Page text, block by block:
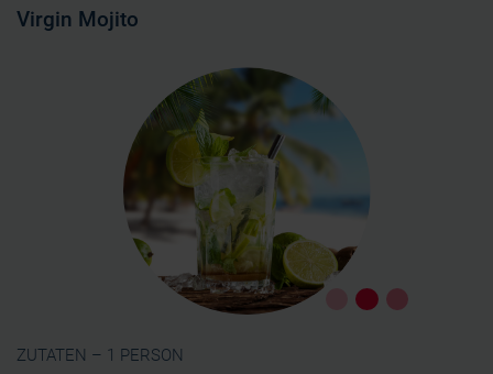
Virgin Mojito
ZUTATEN – 1 PERSON